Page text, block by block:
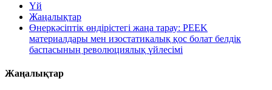
Үй
Жаңалықтар
Өнеркәсіптік өндірістегі жаңа тарау: PEEK
материалдары мен изостатикалық қос болат белдік
баспасының революциялық үйлесімі
Жаңалықтар